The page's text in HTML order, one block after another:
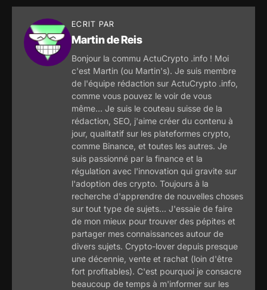
ECRIT PAR
Martin de Reis
Bonjour la commu ActuCrypto .info ! Moi
c'est Martin (ou Martin's). Je suis membre
de l'équipe rédaction sur ActuCrypto .info,
comme vous pouvez le voir de vous
même... Je suis le couteau suisse de la
rédaction, SEO, j'aime créer du contenu à
jour, qualitatif sur les plateformes crypto,
comme Binance, et toutes les autres. Je
suis passionné par la finance et la
régulation avec l'innovation qui gravite sur
l'adoption des crypto. Toujours à la
recherche d'apprendre de nouvelles choses
sur tout type de sujets... J'essaie de faire
de mon mieux pour trouver des pépites et
partager mes connaissances autour de
divers sujets. Crypto-lover depuis presque
une décennie, vente et rachat (loin d'être
fort profitables). C'est pourquoi je consacre
beaucoup de temps à m'informer sur les